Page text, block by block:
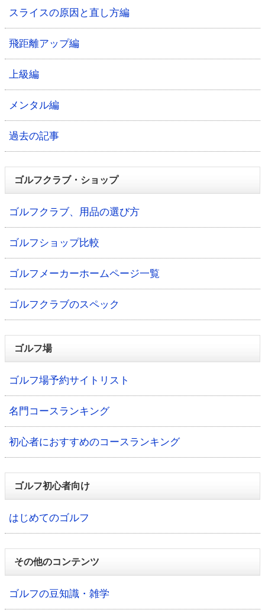
スライスの原因と直し方編
飛距離アップ編
上級編
メンタル編
過去の記事
ゴルフクラブ・ショップ
ゴルフクラブ、用品の選び方
ゴルフショップ比較
ゴルフメーカーホームページ一覧
ゴルフクラブのスペック
ゴルフ場
ゴルフ場予約サイトリスト
名門コースランキング
初心者におすすめのコースランキング
ゴルフ初心者向け
はじめてのゴルフ
その他のコンテンツ
ゴルフの豆知識・雑学